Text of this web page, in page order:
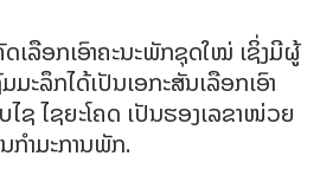
ລືອກເອົາຄະນະພັກຊຸດໃໝ່ ເຊິ່ງມີຜູ້
ະລຶກໄດ້ເປັນເອກະສັນເລືອກເອົາ
ໄຊຍະໂຄດ ເປັນຮອງເລຂາໜ່ວຍ
າມະການພັກ.